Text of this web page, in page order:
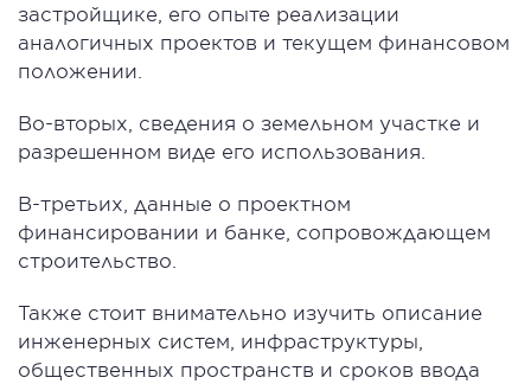
застройщике, его опыте реализации
аналогичных проектов и текущем финансовом
положении.
Во-вторых, сведения о земельном участке и
разрешенном виде его использования.
В-третьих, данные о проектном
финансировании и банке, сопровождающем
строительство.
Также стоит внимательно изучить описание
инженерных систем, инфраструктуры,
общественных пространств и сроков ввода